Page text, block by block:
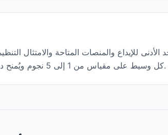
للإيداع والمنصات المتاحة والامتثال
كل وسيط على مقياس من 1 إلى 5 نجوم ويُمنح درجة ثقة من 100 بناءً على وضعه التنظيمي وسجله.